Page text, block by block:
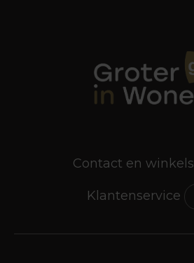
Contact en winkels
Klantenservice